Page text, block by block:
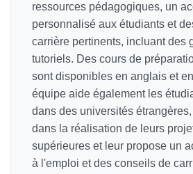
ressources pédagogiques, un
personnalisé aux étudiants et
carrière pertinents, incluant des
tutoriels. Des cours de
sont disponibles en anglais et
équipe aide également les
dans des universités
dans la réalisation de leurs
supérieures et leur propose un
à l'emploi et des conseils de